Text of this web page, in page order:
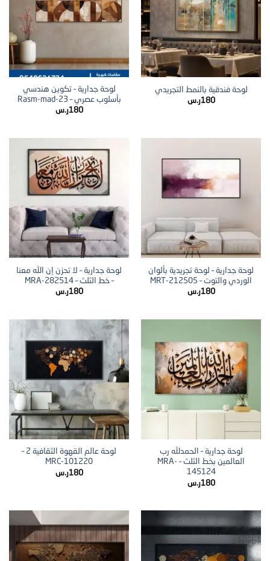
لوحة فندقية بالنمط التجريدي
180ر.س
لوحة جدارية – تكوين هندسي
بأسلوب عصري – Rasm-mad-23
180ر.س
لوحة جدارية – لوحة تجريدية بألوان
الوردي والتوت – MRT-212505
180ر.س
لوحة جدارية – لا تحزن إن الله معنا
– خط الثلث – MRA-282514
180ر.س
لوحة جدارية – الحمدلله رب
العالمين بخط الثلث – MRA-
145124
180ر.س
لوحة عالم القهوة الثقافية 2 –
MRC-101220
180ر.س